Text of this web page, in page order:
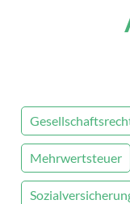
Mehrwertsteuer